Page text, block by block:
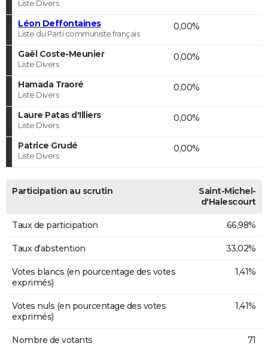
Liste Divers
Léon Deffontaines
Liste du Parti communiste français
0,00%
Gaël Coste-Meunier
Liste Divers
0,00%
Hamada Traoré
Liste Divers
0,00%
Laure Patas d'Illiers
Liste Divers
0,00%
Patrice Grudé
Liste Divers
0,00%
Participation au scrutin
Saint-Michel-
d'Halescourt
Taux de participation 66,98%
Taux d'abstention 33,02%
Votes blancs (en pourcentage des votes
exprimés)
1,41%
Votes nuls (en pourcentage des votes
exprimés)
1,41%
Nombre de votants 71